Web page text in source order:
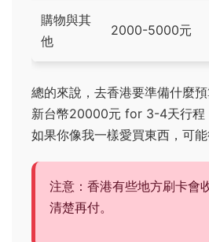
購物與其
他
2000-5000元
總的來說，去香港要準備什麼
新台幣20000元 for 3-4天行程
如果你像我一樣愛買東西，可能
注意：香港有些地方刷卡會
清楚再付。